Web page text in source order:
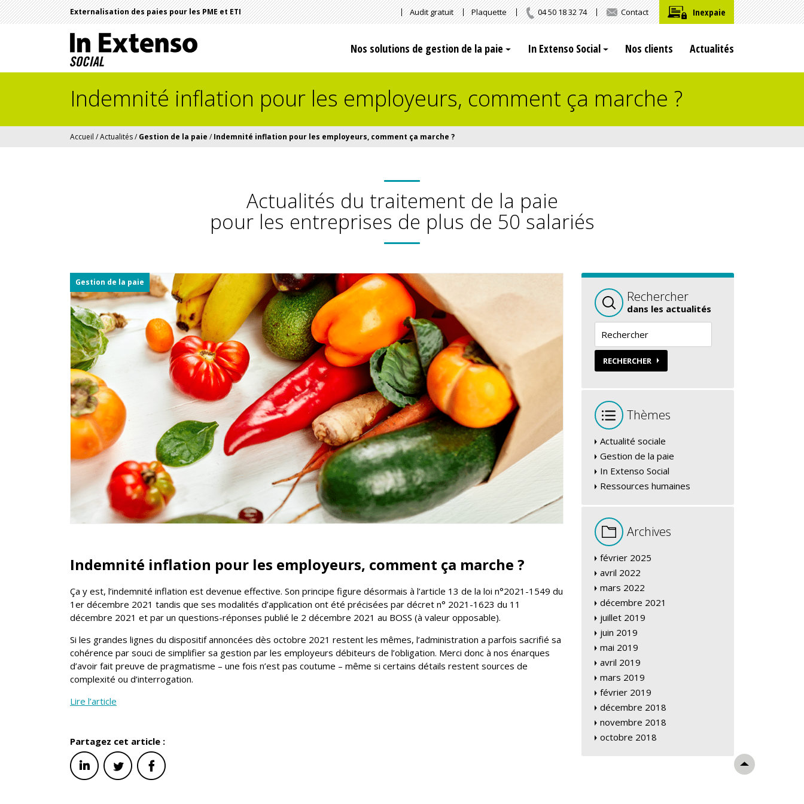
Externalisation des paies pour les PME et ETI Audit gratuit Plaquette 04 50 18 32 74 Contact Inexpaie
Nos solutions de gestion de la paie In Extenso Social Nos clients Actualités
Indemnité inflation pour les employeurs, comment ça marche ?
Accueil /Actualités/ Gestion de la paie / Indemnité inflation pour les employeurs, comment ça marche ?
Actualités du traitement de la paie
pour les entreprises de plus de 50 salariés
Gestion de la paie
Indemnité inflation pour les employeurs, comment ça marche ?
Ça y est, l’indemnité inflation est devenue effective. Son principe figure désormais à l’article 13 de la loi n°2021-1549 du
1er décembre 2021 tandis que ses modalités d’application ont été précisées par décret n° 2021-1623 du 11
décembre 2021 et par un questions-réponses publié le 2 décembre 2021 au BOSS (à valeur opposable).
Si les grandes lignes du dispositif annoncées dès octobre 2021 restent les mêmes, l’administration a parfois sacrifié sa
cohérence par souci de simplifier sa gestion par les employeurs débiteurs de l’obligation. Merci donc à nos énarques
d’avoir fait preuve de pragmatisme – une fois n’est pas coutume – même si certains détails restent sources de
complexité ou d’interrogation.
Lire l’article
Partagez cet article :
Rechercher
dans les actualités
RECHERCHER
Thèmes
Actualité sociale
Gestion de la paie
In Extenso Social
Ressources humaines
Archives
février 2025
avril 2022
mars 2022
décembre 2021
juillet 2019
juin 2019
mai 2019
avril 2019
mars 2019
février 2019
décembre 2018
novembre 2018
octobre 2018